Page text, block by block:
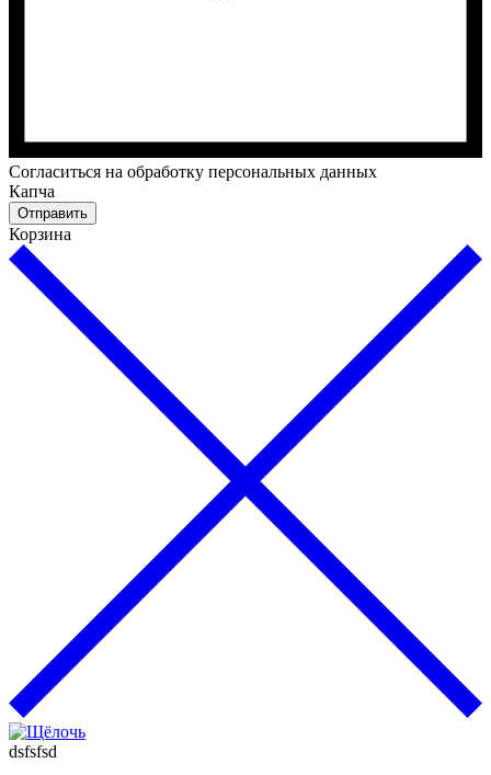
Cогласиться на обработку персональных данных
Капча
Отправить
Корзина
dsfsfsd